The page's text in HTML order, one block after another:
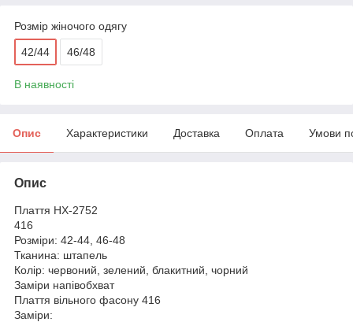
Розмір жіночого одягу
42/44 46/48
В наявності
Опис Характеристики Доставка Оплата Умови
Опис
Плаття HX-2752
416
Розміри: 42-44, 46-48
Тканина: штапель
Колір: червоний, зелений, блакитний, чорний
Заміри напівобхват
Плаття вільного фасону 416
Заміри: